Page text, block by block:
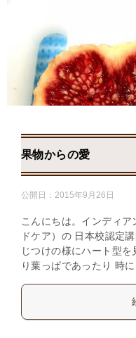
果物からの愛
公開日： 2015年9月26日
こんにちは。インディ
ドケア）の 日本校認定
じつけの様にハート型
り葉っぱであったり 時